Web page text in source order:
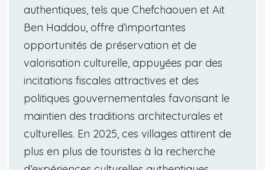
authentiques, tels que Chefchaouen et Ait
Ben Haddou, offre d’importantes
opportunités de préservation et de
valorisation culturelle, appuyées par des
incitations fiscales attractives et des
politiques gouvernementales favorisant le
maintien des traditions architecturales et
culturelles. En 2025, ces villages attirent de
plus en plus de touristes à la recherche